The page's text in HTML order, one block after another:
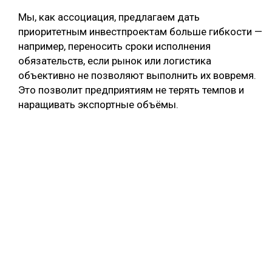
Мы, как ассоциация, предлагаем дать
приоритетным инвестпроектам больше гибкости —
например, переносить сроки исполнения
обязательств, если рынок или логистика
объективно не позволяют выполнить их вовремя.
Это позволит предприятиям не терять темпов и
наращивать экспортные объёмы.